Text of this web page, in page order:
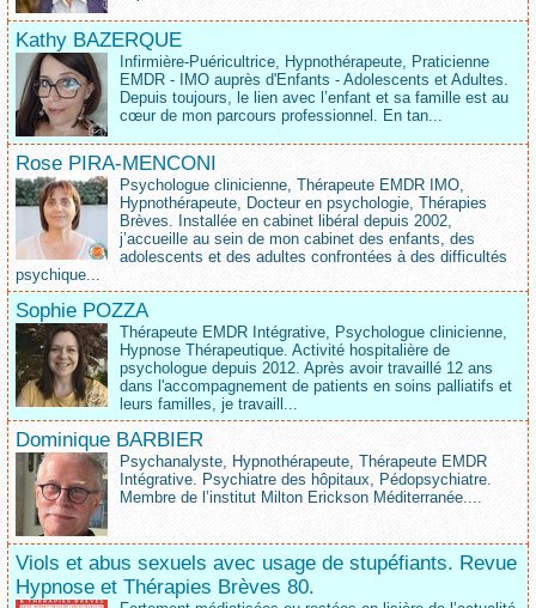
Kathy BAZERQUE
Infirmière-Puéricultrice, Hypnothérapeute, Praticienne
EMDR - IMO auprès d'Enfants - Adolescents et Adultes.
Depuis toujours, le lien avec l’enfant et sa famille est au
cœur de mon parcours professionnel. En tan...
Rose PIRA-MENCONI
Psychologue clinicienne, Thérapeute EMDR IMO,
Hypnothérapeute, Docteur en psychologie, Thérapies
Brèves. Installée en cabinet libéral depuis 2002,
j’accueille au sein de mon cabinet des enfants, des
adolescents et des adultes confrontées à des difficultés
psychique...
Sophie POZZA
Thérapeute EMDR Intégrative, Psychologue clinicienne,
Hypnose Thérapeutique. Activité hospitalière de
psychologue depuis 2012. Après avoir travaillé 12 ans
dans l'accompagnement de patients en soins palliatifs et
leurs familles, je travaill...
Dominique BARBIER
Psychanalyste, Hypnothérapeute, Thérapeute EMDR
Intégrative. Psychiatre des hôpitaux, Pédopsychiatre.
Membre de l’institut Milton Erickson Méditerranée....
Viols et abus sexuels avec usage de stupéfiants. Revue
Hypnose et Thérapies Brèves 80.